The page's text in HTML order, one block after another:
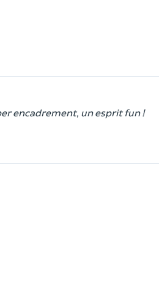
encadrement, un esprit fun !